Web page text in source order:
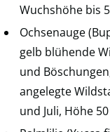
Wuchshöhe bis
Ochsenauge
gelb blühende
und
angelegte
und Juli, Höhe